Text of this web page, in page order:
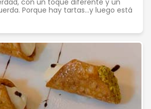
con un toque diferente y un
Porque hay tartas…y luego está